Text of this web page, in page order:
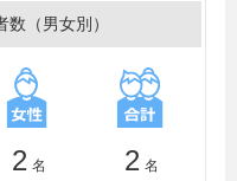
高等専門学校、名古屋
校、放送芸術学院専門
（男女別）
2 名 2 名